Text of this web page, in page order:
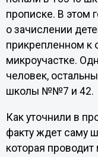
прописке. В этом
о зачислении
прикрепленном к
микроучастке.
человек,
школы №№7 и 42.
Как уточнили в
факту ждет саму
которая